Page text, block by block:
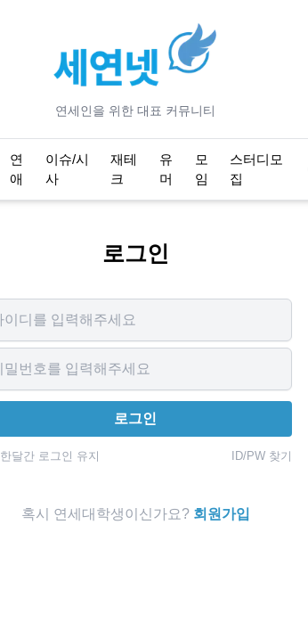
연세인을 위한 대표 커뮤니티
연
애
이슈/시
사
재테
크
유
머
모
임
스터디모
집
로그인
로그인
한달간 로그인 유지 ID/PW 찾기
혹시 연세대학생이신가요? 회원가입